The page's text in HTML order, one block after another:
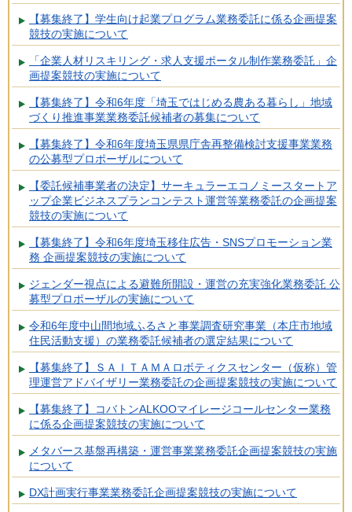
【募集終了】学生向け起業プログラム業務委託に係る企画提案
競技の実施について
「企業人材リスキリング・求人支援ポータル制作業務委託」企
画提案競技の実施について
【募集終了】令和6年度「埼玉ではじめる農ある暮らし」地域
づくり推進事業業務委託候補者の募集について
【募集終了】令和6年度埼玉県県庁舎再整備検討支援事業業務
の公募型プロポーザルについて
【委託候補事業者の決定】サーキュラーエコノミースタートア
ップ企業ビジネスプランコンテスト運営等業務委託の企画提案
競技の実施について
【募集終了】令和6年度埼玉移住広告・SNSプロモーション業
務 企画提案競技の実施について
ジェンダー視点による避難所開設・運営の充実強化業務委託 公
募型プロポーザルの実施について
令和6年度中山間地域ふるさと事業調査研究事業（本庄市地域
住民活動支援）の業務委託候補者の選定結果について
【募集終了】ＳＡＩＴＡＭＡロボティクスセンター（仮称）管
理運営アドバイザリー業務委託の企画提案競技の実施について
【募集終了】コバトンALKOOマイレージコールセンター業務
に係る企画提案競技の実施について
メタバース基盤再構築・運営事業業務委託企画提案競技の実施
について
DX計画実行事業業務委託企画提案競技の実施について